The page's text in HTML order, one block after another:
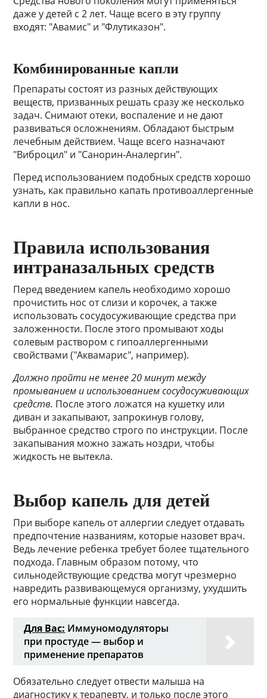
даже у детей с 2 лет. Чаще всего в эту группу
входят: "Авамис" и "Флутиказон".
Комбинированные капли
Препараты состоят из разных действующих
веществ, призванных решать сразу же несколько
задач. Снимают отеки, воспаление и не дают
развиваться осложнениям. Обладают быстрым
лечебным действием. Чаще всего назначают
"Виброцил" и "Санорин-Аналергин".
Перед использованием подобных средств хорошо
узнать, как правильно капать противоаллергенные
капли в нос.
Правила использования
интраназальных средств
Перед введением капель необходимо хорошо
прочистить нос от слизи и корочек, а также
использовать сосудосуживающие средства при
заложенности. После этого промывают ходы
солевым раствором с гипоаллергенными
свойствами ("Аквамарис", например).
Должно пройти не менее 20 минут между
промыванием и использованием сосудосуживающих
средств. После этого ложатся на кушетку или
диван и закапывают, запрокинув голову,
выбранное средство строго по инструкции. После
закапывания можно зажать ноздри, чтобы
жидкость не вытекла.
Выбор капель для детей
При выборе капель от аллергии следует отдавать
предпочтение названиям, которые назовет врач.
Ведь лечение ребенка требует более тщательного
подхода. Главным образом потому, что
сильнодействующие средства могут чрезмерно
навредить развивающемуся организму, ухудшить
его нормальные функции навсегда.
Для Вас: Иммуномодуляторы
при простуде — выбор и
применение препаратов
Обязательно следует отвести малыша на
диагностику к терапевту, и только после этого